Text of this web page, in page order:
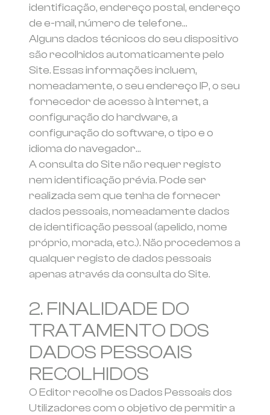
identificação, endereço postal, endereço
de e-mail, número de telefone…
Alguns dados técnicos do seu dispositivo
são recolhidos automaticamente pelo
Site. Essas informações incluem,
nomeadamente, o seu endereço IP, o seu
fornecedor de acesso à Internet, a
configuração do hardware, a
configuração do software, o tipo e o
idioma do navegador…
A consulta do Site não requer registo
nem identificação prévia. Pode ser
realizada sem que tenha de fornecer
dados pessoais, nomeadamente dados
de identificação pessoal (apelido, nome
próprio, morada, etc.). Não procedemos a
qualquer registo de dados pessoais
apenas através da consulta do Site.
2. FINALIDADE DO
TRATAMENTO DOS
DADOS PESSOAIS
RECOLHIDOS
O Editor recolhe os Dados Pessoais dos
Utilizadores com o objetivo de permitir a